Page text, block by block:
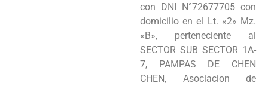
con DNI N°72677705 con
domicilio en el Lt. «2» Mz.
«B», perteneciente al
SECTOR SUB SECTOR 1A-
7, PAMPAS DE CHEN
CHEN, Asociacion de